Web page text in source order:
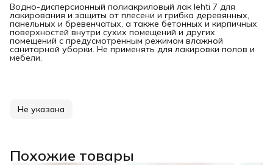
Водно-дисперсионный полиакриловый лак lehti 7 для
лакирования и защиты от плесени и грибка деревянных,
панельных и бревенчатых, а также бетонных и кирпичных
поверхностей внутри сухих помещений и других
помещений с предусмотренным режимом влажной
санитарной уборки. Не применять для лакировки полов и
мебели.
Не указана
Похожие товары